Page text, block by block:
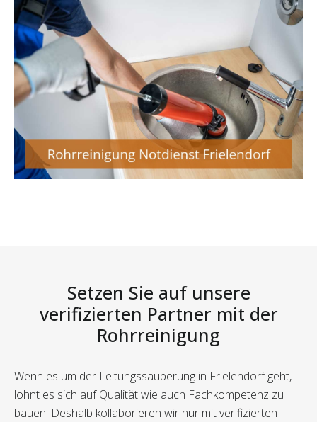
Setzen Sie auf unsere
verifizierten Partner mit der
Rohrreinigung
Wenn es um der Leitungssäuberung in Frielendorf geht,
lohnt es sich auf Qualität wie auch Fachkompetenz zu
bauen. Deshalb kollaborieren wir nur mit verifizierten